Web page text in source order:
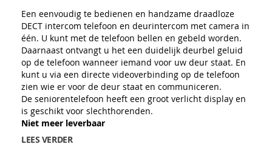
Een eenvoudig te bedienen en handzame draadloze
DECT intercom telefoon en deurintercom met camera in
één. U kunt met de telefoon bellen en gebeld worden.
Daarnaast ontvangt u het een duidelijk deurbel geluid
op de telefoon wanneer iemand voor uw deur staat. En
kunt u via een directe videoverbinding op de telefoon
zien wie er voor de deur staat en communiceren.
De seniorentelefoon heeft een groot verlicht display en
is geschikt voor slechthorenden.
Niet meer leverbaar
LEES VERDER